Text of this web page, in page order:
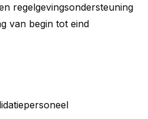
regelgevingsondersteuning
van begin tot eind